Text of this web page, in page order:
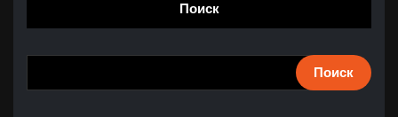
Поиск
Поиск